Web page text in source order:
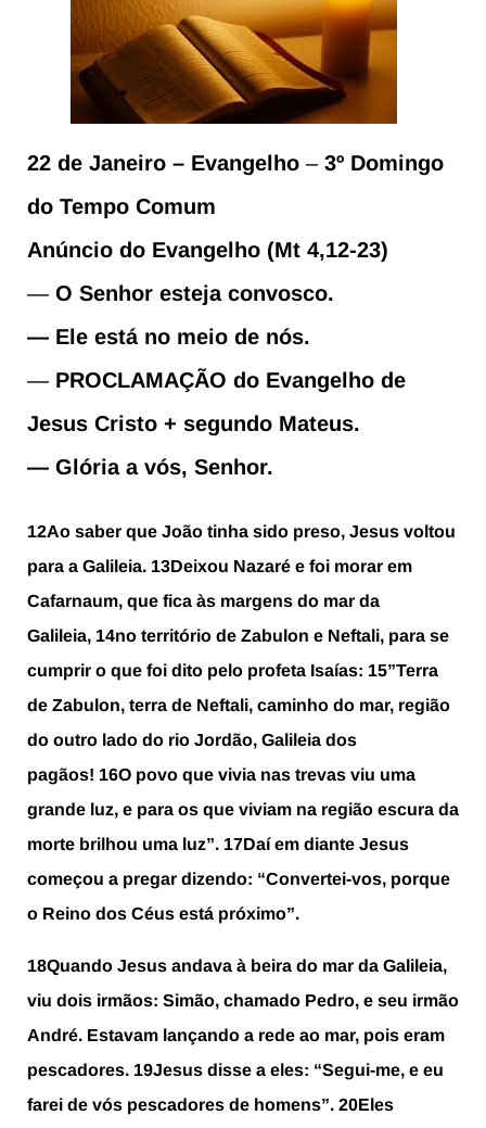
22 de Janeiro – Evangelho – 3º Domingo
do Tempo Comum
Anúncio do Evangelho (Mt 4,12-23)
— O Senhor esteja convosco.
— Ele está no meio de nós.
— PROCLAMAÇÃO do Evangelho de
Jesus Cristo + segundo Mateus.
— Glória a vós, Senhor.
12Ao saber que João tinha sido preso, Jesus voltou
para a Galileia. 13Deixou Nazaré e foi morar em
Cafarnaum, que fica às margens do mar da
Galileia, 14no território de Zabulon e Neftali, para se
cumprir o que foi dito pelo profeta Isaías: 15”Terra
de Zabulon, terra de Neftali, caminho do mar, região
do outro lado do rio Jordão, Galileia dos
pagãos! 16O povo que vivia nas trevas viu uma
grande luz, e para os que viviam na região escura da
morte brilhou uma luz”. 17Daí em diante Jesus
começou a pregar dizendo: “Convertei-vos, porque
o Reino dos Céus está próximo”.
18Quando Jesus andava à beira do mar da Galileia,
viu dois irmãos: Simão, chamado Pedro, e seu irmão
André. Estavam lançando a rede ao mar, pois eram
pescadores. 19Jesus disse a eles: “Segui-me, e eu
farei de vós pescadores de homens”. 20Eles